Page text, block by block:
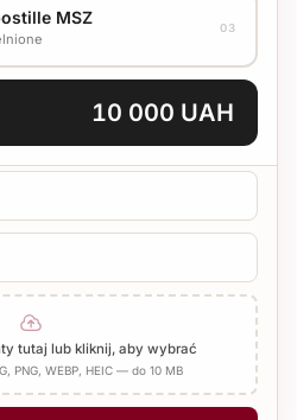
MSZ 03
Notariusz
10 000 UAH
tutaj lub kliknij, aby wybrać
PNG, WEBP, HEIC — do 10 MB